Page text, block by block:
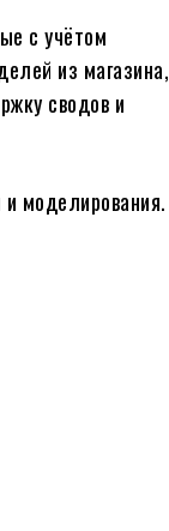
с учётом
из магазина,
сводов и
и моделирования.